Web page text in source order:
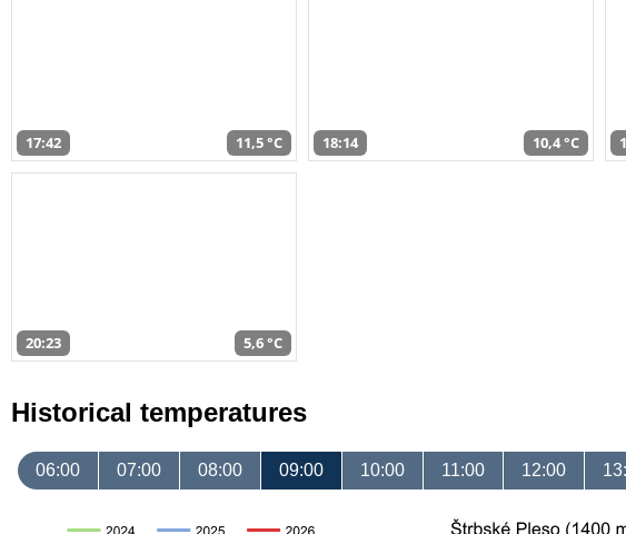
17:42 11,5 °C 18:14 10,4 °C
20:23 5,6 °C
Historical temperatures
06:00 07:00 08:00 09:00 10:00 11:00 12:00